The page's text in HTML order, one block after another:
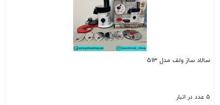
سالاد ساز ولف مدل 513
5 عدد در انبار